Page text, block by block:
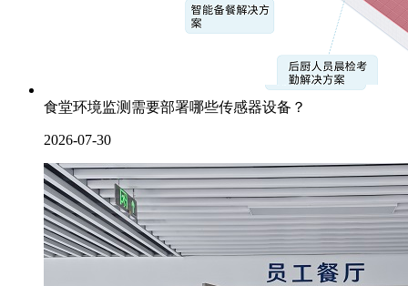
食堂环境监测需要部署哪些传感器设备？
2026-07-30